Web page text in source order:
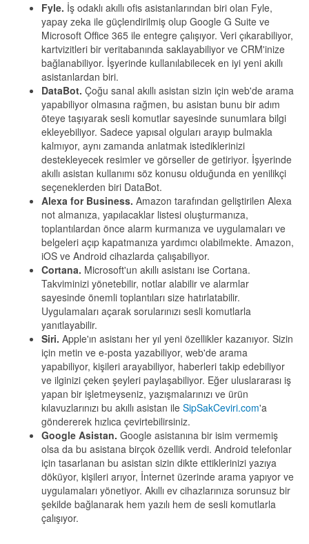
Fyle. İş odaklı akıllı ofis asistanlarından biri olan Fyle,
yapay zeka ile güçlendirilmiş olup Google G Suite ve
Microsoft Office 365 ile entegre çalışıyor. Veri çıkarabiliyor,
kartvizitleri bir veritabanında saklayabiliyor ve CRM'inize
bağlanabiliyor. İşyerinde kullanılabilecek en iyi yeni akıllı
asistanlardan biri.
DataBot. Çoğu sanal akıllı asistan sizin için web'de arama
yapabiliyor olmasına rağmen, bu asistan bunu bir adım
öteye taşıyarak sesli komutlar sayesinde sunumlara bilgi
ekleyebiliyor. Sadece yapısal olguları arayıp bulmakla
kalmıyor, aynı zamanda anlatmak istediklerinizi
destekleyecek resimler ve görseller de getiriyor. İşyerinde
akıllı asistan kullanımı söz konusu olduğunda en yenilikçi
seçeneklerden biri DataBot.
Alexa for Business. Amazon tarafından geliştirilen Alexa
not almanıza, yapılacaklar listesi oluşturmanıza,
toplantılardan önce alarm kurmanıza ve uygulamaları ve
belgeleri açıp kapatmanıza yardımcı olabilmekte. Amazon,
iOS ve Android cihazlarda çalışabiliyor.
Cortana. Microsoft'un akıllı asistanı ise Cortana.
Takviminizi yönetebilir, notlar alabilir ve alarmlar
sayesinde önemli toplantıları size hatırlatabilir.
Uygulamaları açarak sorularınızı sesli komutlarla
yanıtlayabilir.
Siri. Apple'ın asistanı her yıl yeni özellikler kazanıyor. Sizin
için metin ve e-posta yazabiliyor, web'de arama
yapabiliyor, kişileri arayabiliyor, haberleri takip edebiliyor
ve ilginizi çeken şeyleri paylaşabiliyor. Eğer uluslararası iş
yapan bir işletmeyseniz, yazışmalarınızı ve ürün
kılavuzlarınızı bu akıllı asistan ile SipSakCeviri.com'a
göndererek hızlıca çevirtebilirsiniz.
Google Asistan. Google asistanına bir isim vermemiş
olsa da bu asistana birçok özellik verdi. Android telefonlar
için tasarlanan bu asistan sizin dikte ettiklerinizi yazıya
döküyor, kişileri arıyor, İnternet üzerinde arama yapıyor ve
uygulamaları yönetiyor. Akıllı ev cihazlarınıza sorunsuz bir
şekilde bağlanarak hem yazılı hem de sesli komutlarla
çalışıyor.